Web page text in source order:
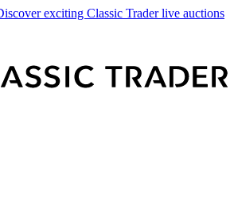
exciting Classic Trader live auctions